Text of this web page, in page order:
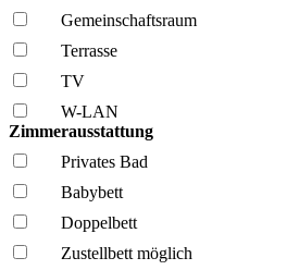
Gemeinschafts­raum
Terrasse
TV
W-LAN
Zimmerausstattung
Privates Bad
Babybett
Doppelbett
Zustellbett möglich